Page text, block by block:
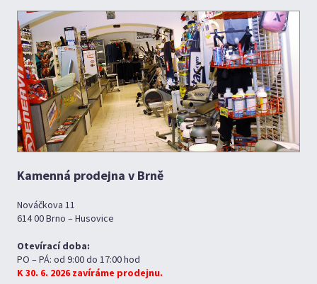
Kamenná prodejna v Brně
Nováčkova 11
614 00 Brno – Husovice
Otevírací doba:
PO – PÁ: od 9:00 do 17:00 hod
K 30. 6. 2026 zavíráme prodejnu.